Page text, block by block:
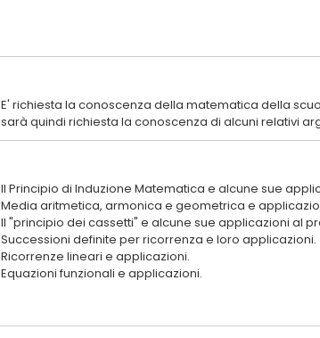
E' richiesta la conoscenza della matematica della
Il Principio di Induzione Matematica e alcune sue
Media aritmetica, armonica e geometrica e
Il "principio dei cassetti" e alcune sue applicazioni al
Successioni definite per ricorrenza e loro applicazioni.
Ricorrenze lineari e applicazioni.
Equazioni funzionali e applicazioni.